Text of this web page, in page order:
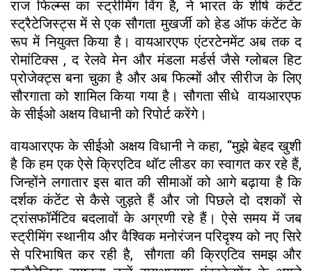
राज फिल्म्स का स्ट्रीमिंग विंग है, ने भारत के शीर्ष कंटेंट
स्ट्रैटेजिस्ट्स में से एक सौगता मुखर्जी को हेड ऑफ कंटेंट के
रूप में नियुक्त किया है। वायआरएफ एंटरटेनमेंट अब तक द
रोमांटिक्स , द रेलवे मेन और मंडला मर्डर्स जैसे ग्लोबल हिट
प्रोजेक्ट्स बना चुका है और अब फिल्मों और सीरीज के लिए
सौरगाता को शामिल किया गया है। सौगता सीधे वायआरएफ
के सीईओ अक्षय विधानी को रिपोर्ट करेंगे।
वायआरएफ के सीईओ अक्षय विधानी ने कहा, “मुझे बेहद खुशी
है कि हम एक ऐसे क्रिएटिव थॉट लीडर का स्वागत कर रहे हैं,
जिन्होंने लगातार इस बात की सीमाओं को आगे बढ़ाया है कि
दर्शक कंटेंट से कैसे जुड़ते हैं और जो पिछले दो दशकों से
ट्रांसफॉर्मेटिव बदलावों के अग्रणी रहे हैं। ऐसे समय में जब
स्ट्रीमिंग स्थानीय और वैश्विक मनोरंजन परिदृश्य को नए सिरे
से परिभाषित कर रही है, सौगता की क्रिएटिव समझ और